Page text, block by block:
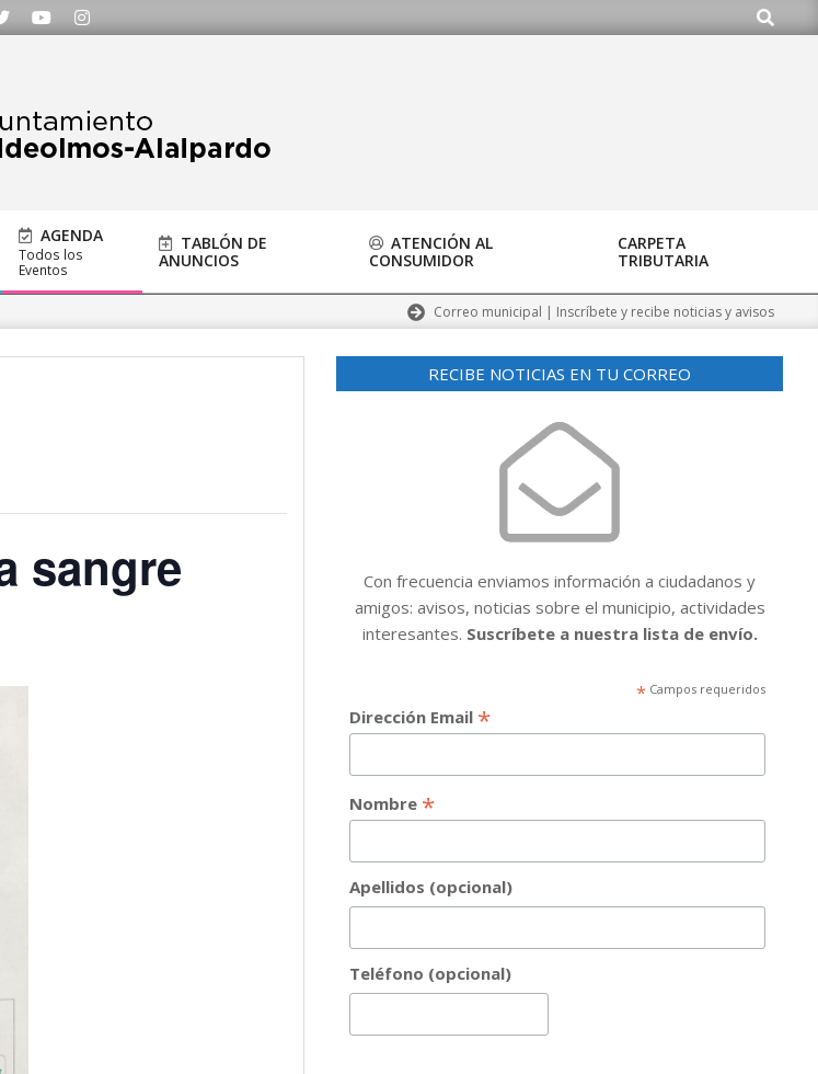
620 21 53 o escríbenos a ayuntamiento@alalpardo.org Buscar
AGENDA
Todos los
Eventos
TABLÓN DE
ANUNCIOS
ATENCIÓN AL
CONSUMIDOR
CARPETA
TRIBUTARIA
Correo municipal | Inscríbete y recibe noticias y avisos
sangre
RECIBE NOTICIAS EN TU CORREO
Con frecuencia enviamos información a ciudadanos y
amigos: avisos, noticias sobre el municipio, actividades
interesantes. Suscríbete a nuestra lista de envío.
* Campos requeridos
Dirección Email *
Nombre *
Apellidos (opcional)
Teléfono (opcional)